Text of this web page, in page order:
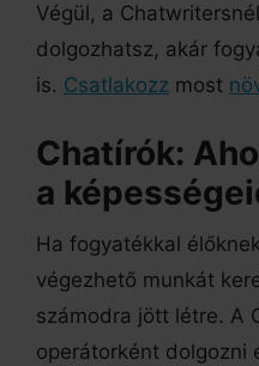
Végül, a
dolgozhatsz, akár
is. Csatlakozz most
Chatírók:
a
Ha fogyatékkal
végezhető munkát
számodra jött létre. A
operátorként dolgozni